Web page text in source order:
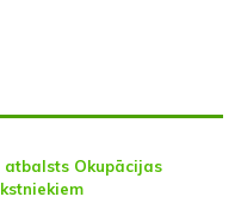
Okupācijas